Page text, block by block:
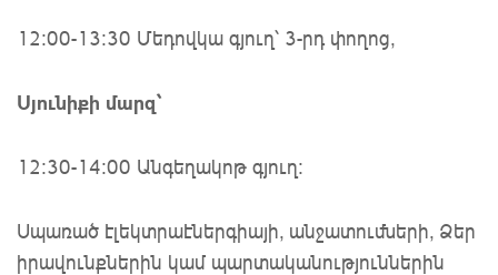
12:00-13:30 Մեդովկա գյուղ՝ 3-րդ փողոց,
Սյունիքի մարզ՝
12:30-14:00 Անգեղակոթ գյուղ:
Սպառած էլեկտրաէներգիայի, անջատումների, Ձեր
իրավունքներին կամ պարտականություններին